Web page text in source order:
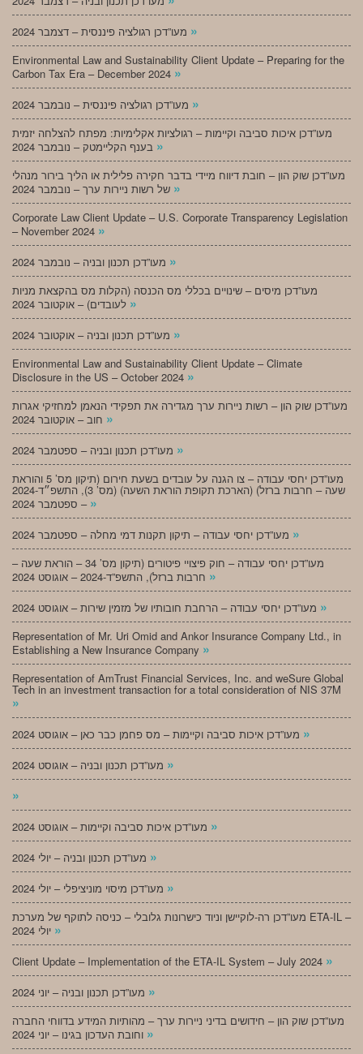
»
Environmental Law and Sustainability Client Update – Preparing for the
Carbon Tax Era – December 2024 »
»
מעו”דכן איכות סביבה וקיימות – רגולציות אקלימיות: מפתח להצלחה יזמית
»
מעו”דכן שוק הון – חובת דיווח מיידי בדבר חקירה פלילית או הליך בירור מנהלי
»
Corporate Law Client Update – U.S. Corporate Transparency Legislation
– November 2024 »
»
מעו”דכן מיסים – שינויים בכללי מס הכנסה (הקלות מס בהקצאת מניות
»
»
Environmental Law and Sustainability Client Update – Climate
Disclosure in the US – October 2024 »
מעו”דכן שוק הון – רשות ניירות ערך מגדירה את תפקידי הנאמן למחזיקי אגרות
»
»
מעו”דכן יחסי עבודה – צו הגנה על עובדים בשעת חירום (תיקון מס’ 5 והוראת
שעה – חרבות ברזל) (הארכת תקופת הוראת השעה) (מס’ 3), התשפ״ד-2024
– ספטמבר 2024 »
»
מעו”דכן יחסי עבודה – חוק פיצויי פיטורים (תיקון מס’ 34 – הוראת שעה –
»
»
Representation of Mr. Uri Omid and Ankor Insurance Company Ltd., in
Establishing a New Insurance Company »
Representation of AmTrust Financial Services, Inc. and weSure Global
Tech in an investment transaction for a total consideration of NIS 37M
»
»
»
»
»
»
»
מעו”דכן רה-לוקיישן וניוד כישרונות גלובלי – כניסה לתוקף של מערכת ETA-IL –
»
Client Update – Implementation of the ETA-IL System – July 2024 »
»
מעו”דכן שוק הון – חידושים בדיני ניירות ערך – מהותיות המידע בדווחי החברה
»